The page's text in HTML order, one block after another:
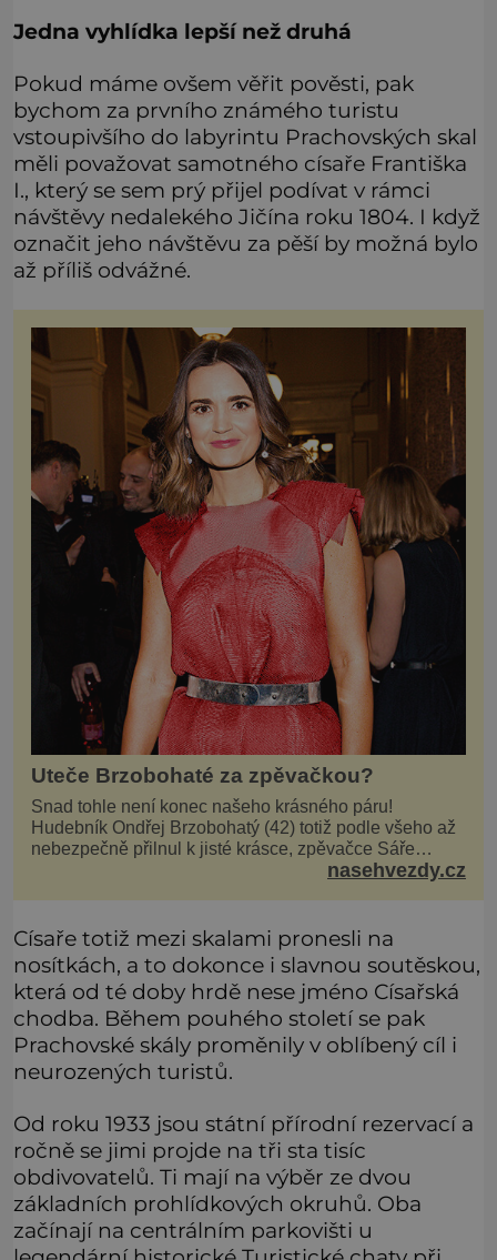
Jedna vyhlídka lepší než druhá
Pokud máme ovšem věřit pověsti, pak
bychom za prvního známého turistu
vstoupivšího do labyrintu Prachovských skal
měli považovat samotného císaře Františka
I., který se sem prý přijel podívat v rámci
návštěvy nedalekého Jičína roku 1804. I když
označit jeho návštěvu za pěší by možná bylo
až příliš odvážné.
Uteče Brzobohaté za zpěvačkou?
Snad tohle není konec našeho krásného páru!
Hudebník Ondřej Brzobohatý (42) totiž podle všeho až
nebezpečně přilnul k jisté krásce, zpěvačce Sáře
Milfajtové (33), která jednou byla hostem v pořadu
nasehvezdy.cz
Císaře totiž mezi skalami pronesli na
nosítkách, a to dokonce i slavnou soutěskou,
která od té doby hrdě nese jméno Císařská
chodba. Během pouhého století se pak
Prachovské skály proměnily v oblíbený cíl i
neurozených turistů.
Od roku 1933 jsou státní přírodní rezervací a
ročně se jimi projde na tři sta tisíc
obdivovatelů. Ti mají na výběr ze dvou
základních prohlídkových okruhů. Oba
začínají na centrálním parkovišti u